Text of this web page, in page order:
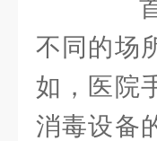
首
不同的场
如，医院
消毒设备